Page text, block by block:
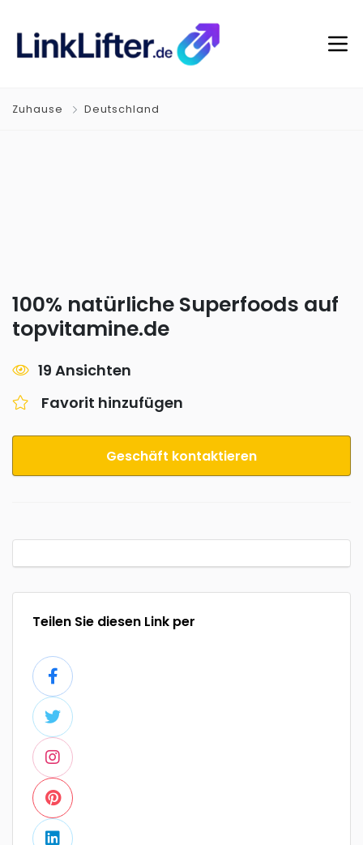
Zuhause Deutschland
100% natürliche Superfoods‎ auf
topvitamine.de
19 Ansichten
Favorit hinzufügen
Geschäft kontaktieren
Teilen Sie diesen Link per